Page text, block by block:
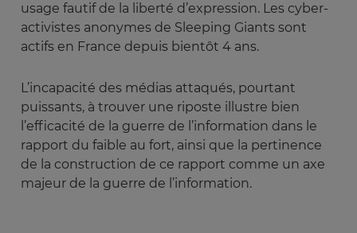
usage fautif de la liberté d’expression. Les cyber-
activistes anonymes de Sleeping Giants sont
actifs en France depuis bientôt 4 ans.
L’incapacité des médias attaqués, pourtant
puissants, à trouver une riposte illustre bien
l’efficacité de la guerre de l’information dans le
rapport du faible au fort, ainsi que la pertinence
de la construction de ce rapport comme un axe
majeur de la guerre de l’information.